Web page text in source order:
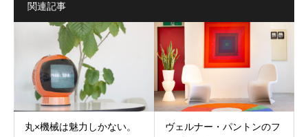
関連記事
丸×機械は魅力しかない。
ヴェルナー・パントンのフ